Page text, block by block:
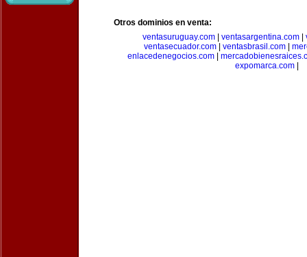
Otros dominios en venta:
ventasuruguay.com| ventasargentina.com|
ventasecuador.com| ventasbrasil.com|
enlacedenegocios.com|
expomarca.com|